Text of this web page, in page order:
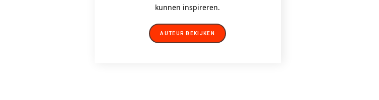
kunnen inspireren.
AUTEUR BEKIJKEN